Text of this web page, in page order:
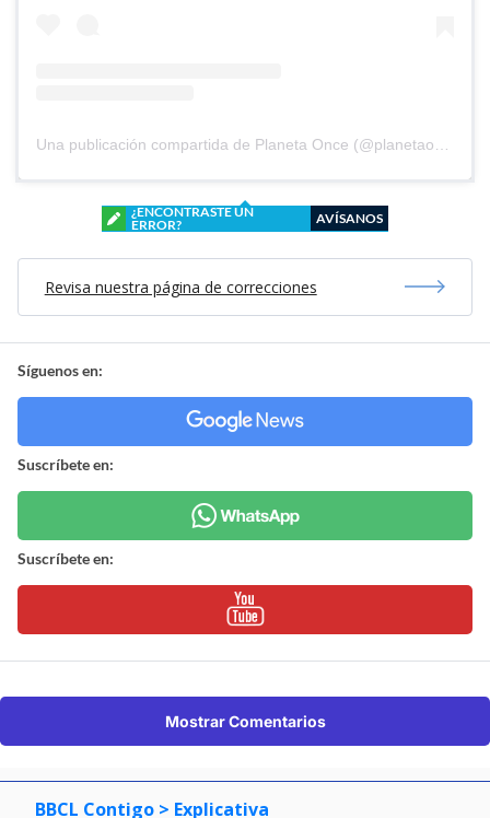
¿ENCONTRASTE UN
ERROR?
AVÍSANOS
Revisa nuestra página de correcciones
Síguenos en:
Suscríbete en:
Suscríbete en:
Mostrar Comentarios
BBCL Contigo > Explicativa